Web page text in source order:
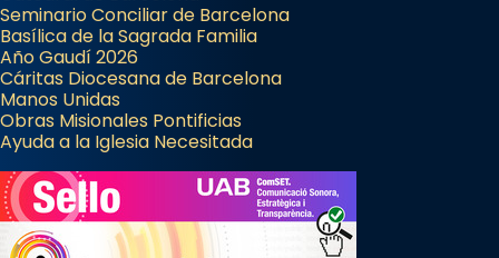
Seminario Conciliar de Barcelona
Basílica de la Sagrada Familia
Año Gaudí 2026
Cáritas Diocesana de Barcelona
Manos Unidas
Obras Misionales Pontificias
Ayuda a la Iglesia Necesitada